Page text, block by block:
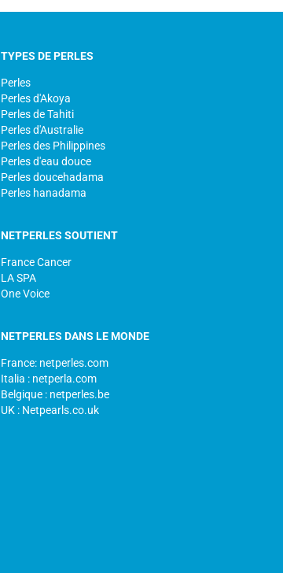
TYPES DE PERLES
Perles
Perles d'Akoya
Perles de Tahiti
Perles d'Australie
Perles des Philippines
Perles d'eau douce
Perles doucehadama
Perles hanadama
NETPERLES SOUTIENT
France Cancer
LA SPA
One Voice
NETPERLES DANS LE MONDE
France: netperles.com
Italia : netperla.com
Belgique : netperles.be
UK : Netpearls.co.uk